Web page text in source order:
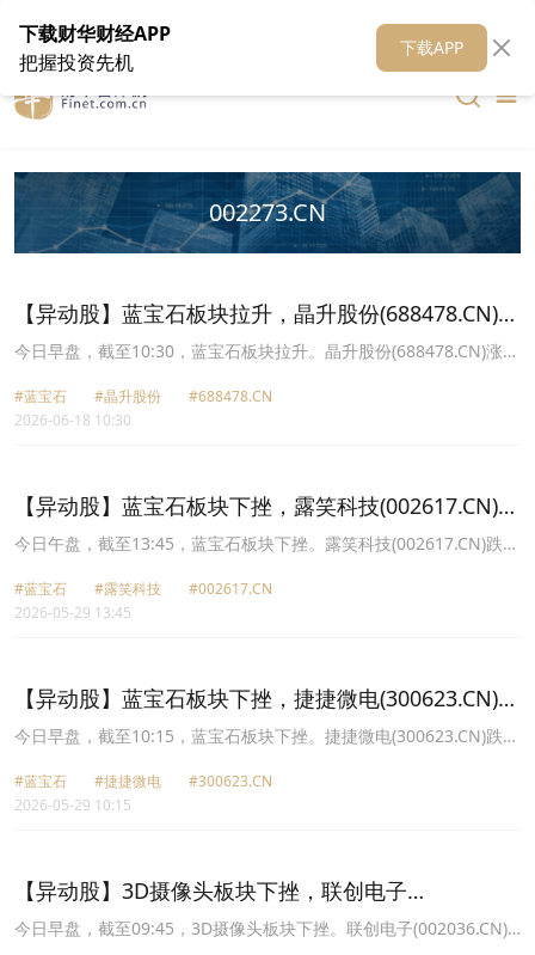
在线客服 关于我们 财华媒体矩阵 财华智库
002273.CN
【异动股】蓝宝石板块拉升，晶升股份(688478.CN)涨
20.01%
今日早盘，截至10:30，蓝宝石板块拉升。晶升股份(688478.CN)涨
瓷材料(300285.CN)涨12.19%报88.07元，蓝思科技(300433.CN)涨
9.67%报56.16元，ST东尼(603595.CN)涨5.00%报28.97元，华工科
#蓝宝石 #晶升股份
#688478.CN
2026-06-18 10:30
【异动股】蓝宝石板块下挫，露笑科技(002617.CN)跌
9.26%
今日午盘，截至13:45，蓝宝石板块下挫。露笑科技(002617.CN)跌
技(000969.CN)跌8.66%报23.31元，美畅股份(300861.CN)跌8.46%
报20.13元，水晶光电(002273.CN)跌8.21%报40.14元，晶升股份
#蓝宝石 #露笑科技
#002617.CN
2026-05-29 13:45
【异动股】蓝宝石板块下挫，捷捷微电(300623.CN)跌
8.21%
今日早盘，截至10:15，蓝宝石板块下挫。捷捷微电(300623.CN)跌
股份(300861.CN)跌7.37%报20.37元，三安光电(600703.CN)跌
6.82%报15.7元，华灿光电(300323.CN)跌6.51%报15.94元，露笑科
#蓝宝石 #捷捷微电
#300623.CN
2026-05-29 10:15
【异动股】3D摄像头板块下挫，联创电子
(002036.CN)跌9.94%
今日早盘，截至09:45，3D摄像头板块下挫。联创电子(002036.CN)
下载财华财经APP
把握投资先机
下载APP